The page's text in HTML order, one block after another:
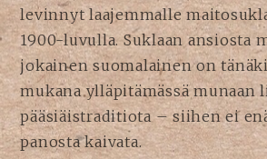
levinnyt laajemmalle
1900-luvulla. Suklaan ansiosta
jokainen suomalainen on
mukana ylläpitämässä munaan
pääsiäistraditiota – siihen ei
panosta kaivata.